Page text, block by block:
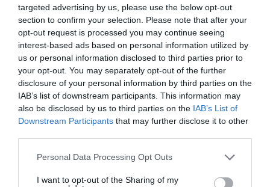
targeted advertising by us, please use the below opt-out
section to confirm your selection. Please note that after your
opt-out request is processed you may continue seeing
interest-based ads based on personal information utilized by
us or personal information disclosed to third parties prior to
your opt-out. You may separately opt-out of the further
disclosure of your personal information by third parties on the
IAB’s list of downstream participants. This information may
also be disclosed by us to third parties on the IAB’s List of
Downstream Participants that may further disclose it to other
Please note that this website/app uses one or more Google
not limited to your visit or usage behaviour. You may click to
Personal Data Processing Opt Outs
I want to opt-out of the Sharing of my
Σκληραίνει η κόντρα Ιταλίας – Ισπανίας για τη
Συνθήκη Σένγκεν
Σκληρή ήταν η απάντηση της Κυβέρνησης της Τζόρτζια
των δύο χωρών. Η Ιταλί...
07 Αυγούστου 2026